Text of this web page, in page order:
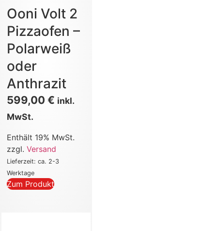
Ooni Volt 2
Pizzaofen –
Polarweiß
oder
Anthrazit
599,00€ inkl.
MwSt.
Enthält 19% MwSt.
zzgl.Versand
Lieferzeit: ca. 2-3
Werktage
Zum Produkt